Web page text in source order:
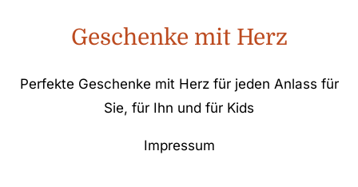
Geschenke mit Herz
Perfekte Geschenke mit Herz für jeden Anlass für
Sie, für Ihn und für Kids
Impressum